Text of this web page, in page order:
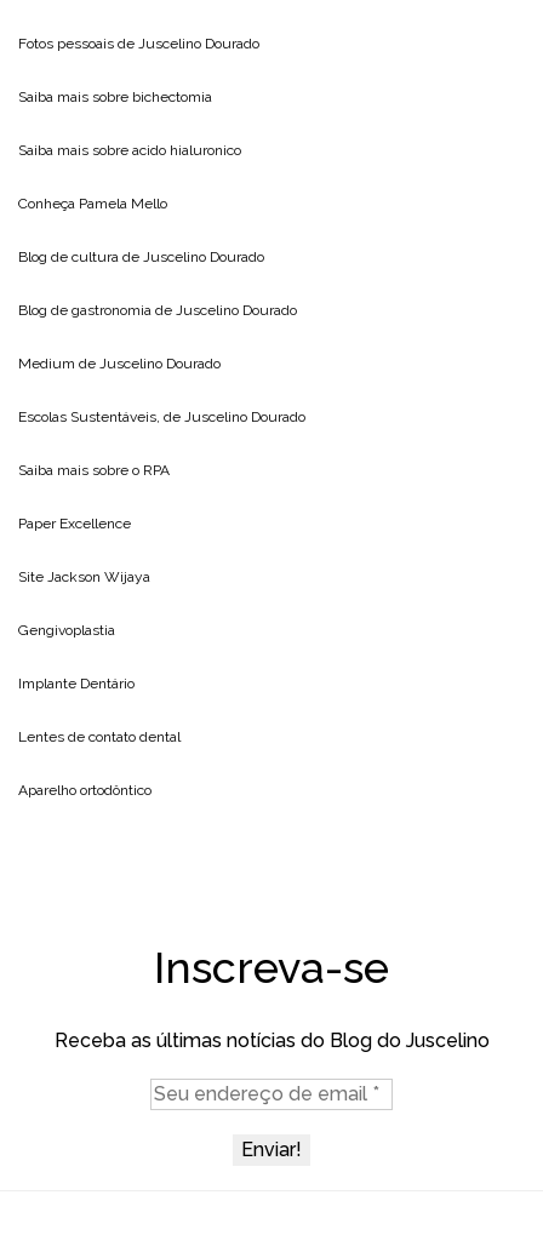
Fotos pessoais de Juscelino Dourado
Saiba mais sobre bichectomia
Saiba mais sobre acido hialuronico
Conheça Pamela Mello
Blog de cultura de Juscelino Dourado
Blog de gastronomia de Juscelino Dourado
Medium de Juscelino Dourado
Escolas Sustentáveis, de Juscelino Dourado
Saiba mais sobre o RPA
Paper Excellence
Site Jackson Wijaya
Gengivoplastia
Implante Dentário
Lentes de contato dental
Aparelho ortodôntico
Inscreva-se
Receba as últimas notícias do Blog do Juscelino